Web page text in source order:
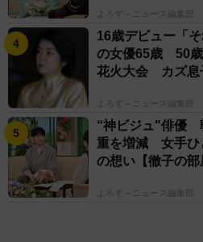
よろず～ニュース編集部
16歳デビュー「
の女優65歳 50歳
花火大会 カズ息
よろず～ニュース編集部
“神ビジュ"俳優
重を増減 女手ひ
の想い【徹子の部
よろず～ニュース編集部